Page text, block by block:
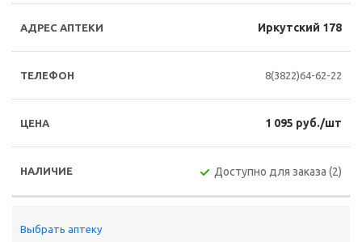
Иркутский 178
8(3822)64-62-22
1 095 руб./шт
Доступно для заказа (2)
Выбрать аптеку